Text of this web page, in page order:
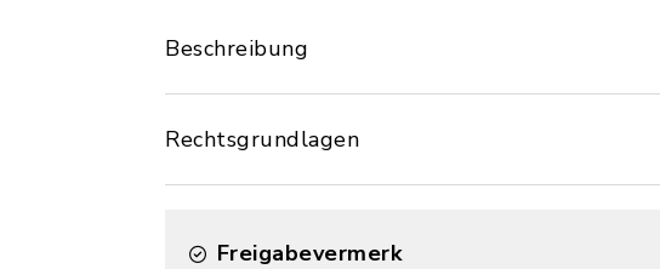
Beschreibung
Rechtsgrundlagen
Freigabevermerk